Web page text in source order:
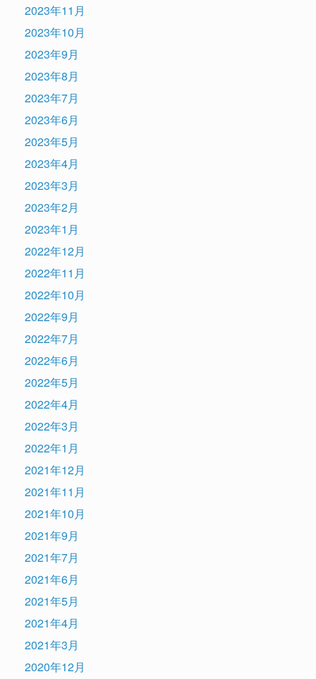
2023年11月
2023年10月
2023年9月
2023年8月
2023年7月
2023年6月
2023年5月
2023年4月
2023年3月
2023年2月
2023年1月
2022年12月
2022年11月
2022年10月
2022年9月
2022年7月
2022年6月
2022年5月
2022年4月
2022年3月
2022年1月
2021年12月
2021年11月
2021年10月
2021年9月
2021年7月
2021年6月
2021年5月
2021年4月
2021年3月
2020年12月